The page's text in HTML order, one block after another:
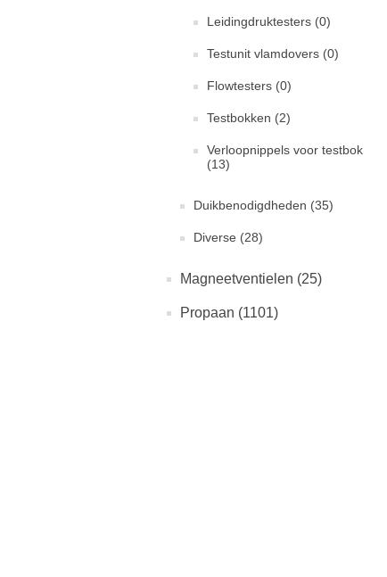
Leidingdruktesters (0)
Testunit vlamdovers (0)
Flowtesters (0)
Testbokken (2)
Verloopnippels voor testbok
(13)
Duikbenodigdheden (35)
Diverse (28)
Magneetventielen (25)
Propaan (1101)